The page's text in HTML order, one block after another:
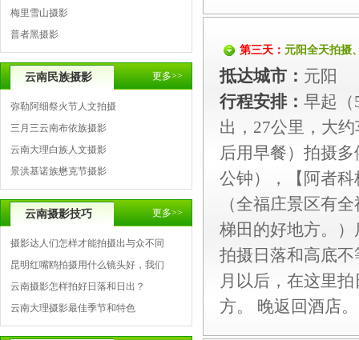
梅里雪山摄影
普者黑摄影
云南民族摄影 更多>>
弥勒阿细祭火节人文拍摄
三月三云南布依族摄影
云南大理白族人文摄影
景洪基诺族懋克节摄影
云南摄影技巧 更多>>
摄影达人们怎样才能拍摄出与众不同
昆明红嘴鸥拍摄用什么镜头好，我们
云南摄影怎样拍好日落和日出？
云南大理摄影最佳季节和特色
第三天： 元阳全天拍摄
抵达城市： 元阳
行程安排： 早起（
出，27公里，大
后用早餐）拍摄
公钟），【阿者
（全福庄景区有
梯田的好地方。
拍摄日落和高底
月以后，在这里
方。 晚返回酒店。